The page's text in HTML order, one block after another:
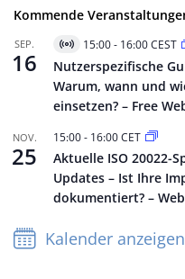
Kommende
SEP.
16
Virtuell
Veranstaltung
15:00- 16:00CEST
Nutzerspezifische
Warum, wann und
einsetzen? – Free
NOV.
25
15:00- 16:00CET
Aktuelle ISO 20022-
Updates – Ist Ihre
dokumentiert? –
Kalender anzeigen